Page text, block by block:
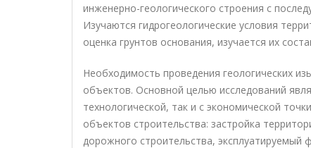
инженерно-геологического строения с
Изучаются гидрогеологические условия
оценка грунтов основания, изучается их
Необходимость проведения геологических
объектов. Основной целью исследований
технологической, так и с экономической
объектов строительства: застройка
дорожного строительства, эксплуатируемый